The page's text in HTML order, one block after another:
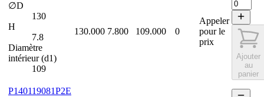
∅D
130
H
7.8
Diamètre
intérieur (d1)
109
130.000 7.800 109.000 0
Appeler
pour le
prix
Ajouter
au
panier
P140119081P2E